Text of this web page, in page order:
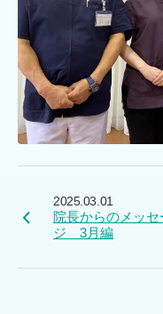
2025.03.01
院長からのメッセ
ジ 3月編